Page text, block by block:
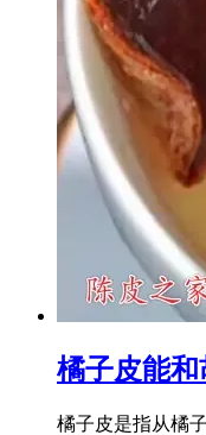
橘子皮能
橘子皮是指从橘